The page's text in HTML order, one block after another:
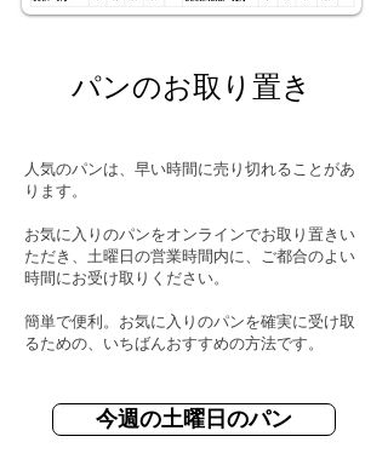
パンのお取り置き
人気のパンは、早い時間に売り切れることがあ
ります。
お気に入りのパンをオンラインでお取り置きい
ただき、土曜日の営業時間内に、ご都合のよい
時間にお受け取りください。
簡単で便利。お気に入りのパンを確実に受け取
るための、いちばんおすすめの方法です。
今週の土曜日のパン